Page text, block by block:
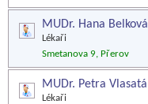
MUDr. Hana Belková
Lékaři
Smetanova 9, Přerov
MUDr. Petra Vlasatá
Lékaři